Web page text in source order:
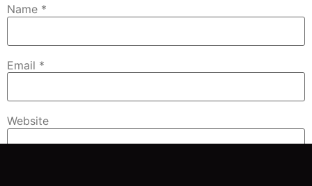
Name *
Email *
Website